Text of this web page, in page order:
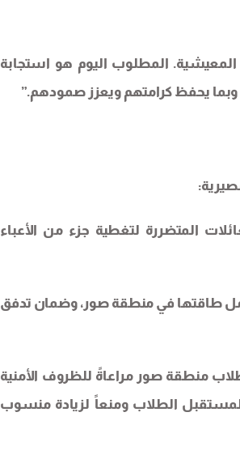
المعيشية. المطلوب اليوم هو استجابة
وبما يحفظ كرامتهم ويعزز صمودهم.”
المتضررة لتغطية جزء من الأعباء
طاقتها في منطقة صور، وضمان تدفق
منطقة صور مراعاةً للظروف الأمنية
لمستقبل الطلاب ومنعاً لزيادة منسوب